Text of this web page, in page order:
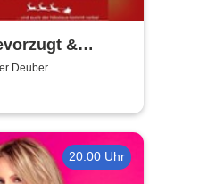
&
| Weihnachten
Deuber
20:00 Uhr